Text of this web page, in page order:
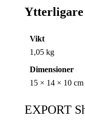
Vikt
1,05 kg
Dimensioner
15 × 14 × 10 cm
EXPORT